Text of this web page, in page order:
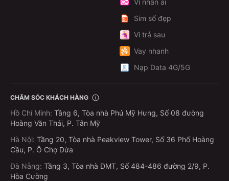
Sim số đẹp
Ví trả sau
Vay nhanh
Nạp Data 4G/5G
CHĂM SÓC KHÁCH HÀNG
Hồ Chí Minh: Tầng 6, Tòa nhà Phú Mỹ Hưng, Số 08 đường
Hoàng Văn Thái, P. Tân Mỹ
Hà Nội: Tầng 20, Tòa nhà Peakview Tower, Số 36 Phố Hoàng
Cầu, P. Ô Chợ Dừa
Đà Nẵng: Tầng 3, Tòa nhà DMT, Số 484-486 đường 2/9, P.
Hòa Cường